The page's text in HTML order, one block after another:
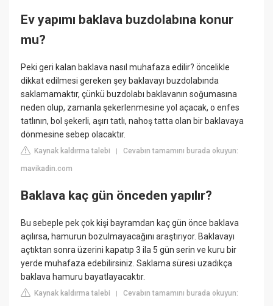
Ev yapımı baklava buzdolabına konur
mu?
Peki geri kalan baklava nasıl muhafaza edilir? öncelikle
dikkat edilmesi gereken şey baklavayı buzdolabında
saklamamaktır, çünkü buzdolabı baklavanın soğumasına
neden olup, zamanla şekerlenmesine yol açacak, o enfes
tatlının, bol şekerli, aşırı tatlı, nahoş tatta olan bir baklavaya
dönmesine sebep olacaktır.
Kaynak kaldırma talebi |Cevabın tamamını burada okuyun:
mavikadin.com
Baklava kaç gün önceden yapılır?
Bu sebeple pek çok kişi bayramdan kaç gün önce baklava
açılırsa, hamurun bozulmayacağını araştırıyor. Baklavayı
açtıktan sonra üzerini kapatıp 3 ila 5 gün serin ve kuru bir
yerde muhafaza edebilirsiniz. Saklama süresi uzadıkça
baklava hamuru bayatlayacaktır.
Kaynak kaldırma talebi |Cevabın tamamını burada okuyun: